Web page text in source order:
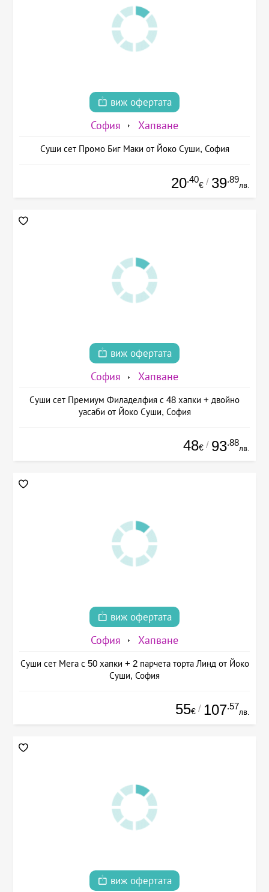
виж офертата
София Хапване
Суши сет Промо Биг Маки от Йоко Суши, София
20.40
€ / 39.89
лв.
виж офертата
София Хапване
Суши сет Премиум Филаделфия с 48 хапки + двойно
уасаби от Йоко Суши, София
48€ / 93.88
лв.
виж офертата
София Хапване
Суши сет Мега с 50 хапки + 2 парчета торта Линд от Йоко
Суши, София
55€ / 107.57
лв.
виж офертата